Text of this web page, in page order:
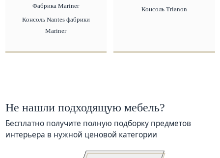
Фабрика Mariner
Консоль Nantes фабрики
Mariner
Консоль Trianon
Не нашли подходящую мебель?
Бесплатно получите полную подборку предметов
интерьера в нужной ценовой категории